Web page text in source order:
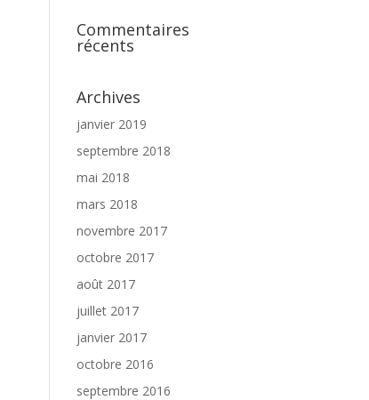
Commentaires
récents
Archives
janvier 2019
septembre 2018
mai 2018
mars 2018
novembre 2017
octobre 2017
août 2017
juillet 2017
janvier 2017
octobre 2016
septembre 2016